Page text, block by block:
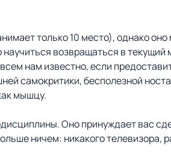
только 10 место), однако
возвращаться в
нам известно, если
самокритики, бесполезной
мышцу.
Оно принуждает вас
ничем: никакого